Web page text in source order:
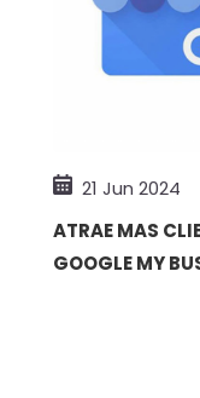
21 Jun 2024
ATRAE MAS
GOOGLE MY